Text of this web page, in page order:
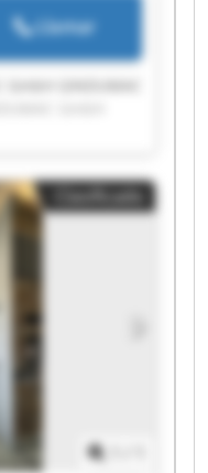
Llamar
GINDUMAC
GmbH GINDUMAC
GmbH
GmbH GINDUMAC
GmbH